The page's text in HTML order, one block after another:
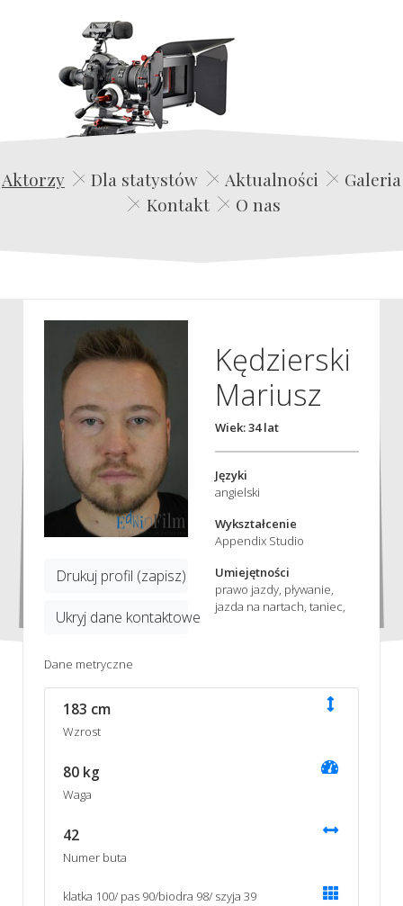
Edwin Film Agencja Aktorska
Aktorzy Dla statystów Aktualności
Galeria
Kontakt
O nas
Drukuj profil (zapisz)
Ukryj dane kontaktowe
Kędzierski
Mariusz
Wiek: 34 lat
Języki
angielski
Wykształcenie
Appendix Studio
Umiejętności
prawo jazdy, pływanie,
jazda na nartach, taniec,
Dane metryczne
183 cm
Wzrost
80 kg
Waga
42
Numer buta
klatka 100/ pas 90/biodra 98/ szyja 39